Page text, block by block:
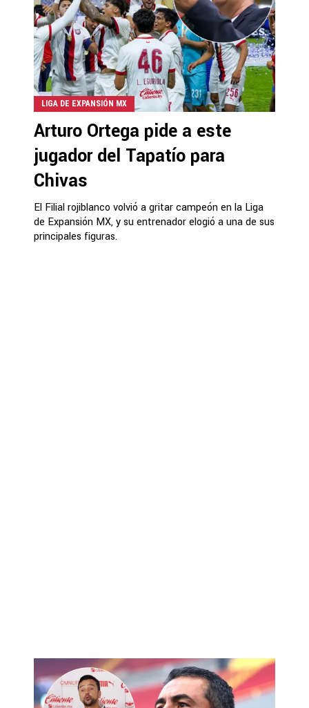
LIGA DE EXPANSIÓN MX
Arturo Ortega pide a este
jugador del Tapatío para
Chivas
El Filial rojiblanco volvió a gritar campeón en la Liga
de Expansión MX, y su entrenador elogió a una de sus
principales figuras.